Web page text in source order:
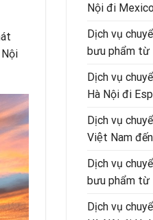
Nội đi
Dịch vụ
bưu phẩm từ
Dịch vụ
Hà Nội đi
Dịch vụ
Việt Nam
Dịch vụ
bưu phẩm từ
Dịch vụ